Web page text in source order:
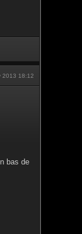
2013 18:12
bas de